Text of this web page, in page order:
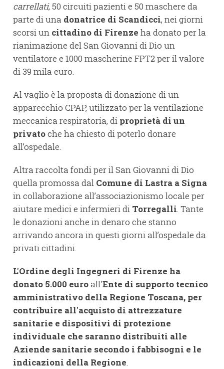
carrellati, 50 circuiti pazienti e 50 maschere da
parte di una donatrice di Scandicci, nei giorni
scorsi un cittadino di Firenze ha donato per la
rianimazione del San Giovanni di Dio un
ventilatore e 1000 mascherine FPT2 per il valore
di 39 mila euro.
Al vaglio è la proposta di donazione di un
apparecchio CPAP, utilizzato per la ventilazione
meccanica respiratoria, di proprietà di un
privatoche ha chiesto di poterlo donare
all’ospedale.
Altra raccolta fondi per il San Giovanni di Dio
quella promossa dal Comune di Lastra a Signa
in collaborazione all’associazionismo locale per
aiutare medici e infermieri di Torregalli. Tante
le donazioni anche in denaro che stanno
arrivando ancora in questi giorni all’ospedale da
privati cittadini.
L'Ordine degli Ingegneri di Firenze ha
donato 5.000 euroall'Ente di supporto tecnico
amministrativo della Regione Toscana, per
contribuire all'acquisto di attrezzature
sanitarie e dispositivi di protezione
individuale che saranno distribuiti alle
Aziende sanitarie secondo i fabbisogni e le
indicazioni della Regione.